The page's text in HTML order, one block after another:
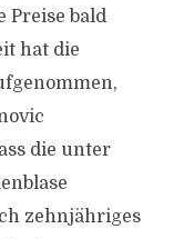
Preise bald
hat die
die unter
zehnjähriges